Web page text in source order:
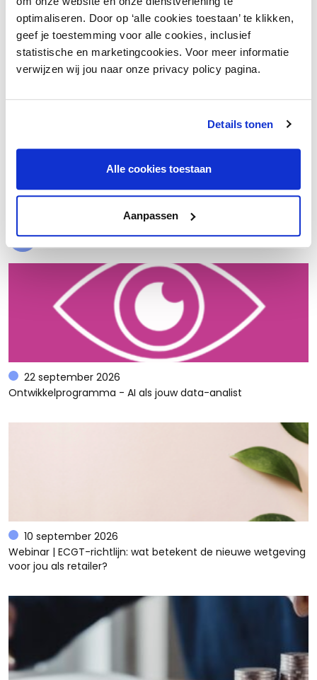
optimaliseren. Door op ‘alle cookies toestaan’ te klikken,
geef je toestemming voor alle cookies, inclusief
statistische en marketingcookies. Voor meer informatie
verwijzen wij jou naar onze privacy policy pagina.
Details tonen
Alle cookies toestaan
Aanpassen
Laad meer
Evenementen
22 september 2026
Ontwikkelprogramma - AI als jouw data-analist
10 september 2026
Webinar | ECGT-richtlijn: wat betekent de nieuwe wetgeving
voor jou als retailer?